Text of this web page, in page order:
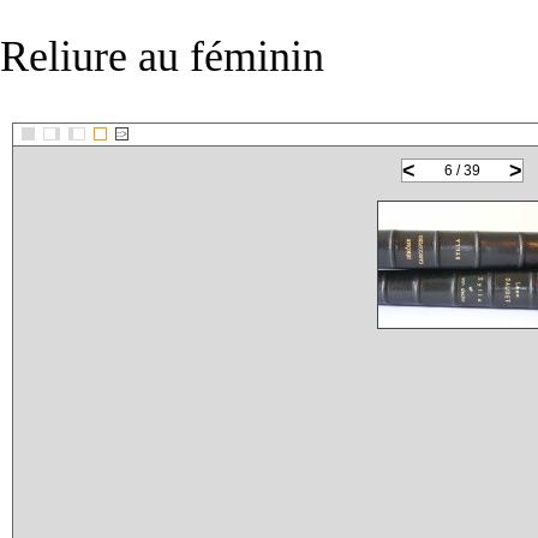
Reliure au féminin
::>
< >
6 / 39